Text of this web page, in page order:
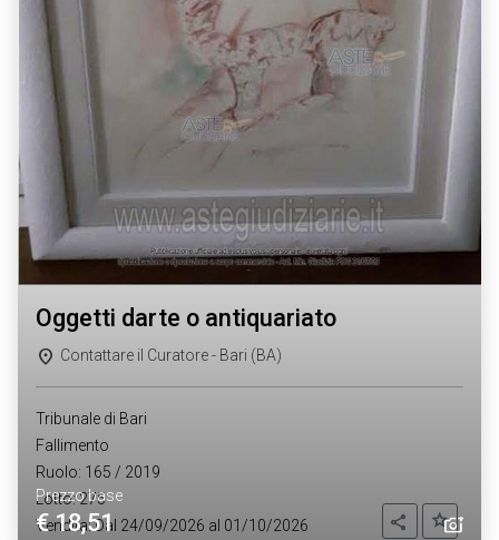
Prezzo base
€ 18,51
oggetti darte o antiquariato
Contattare il Curatore - Bari (BA)
Tribunale di Bari
Fallimento
Ruolo: 165 / 2019
Lotto: 275
Vendita: Dal 24/09/2026 al 01/10/2026
Condividi